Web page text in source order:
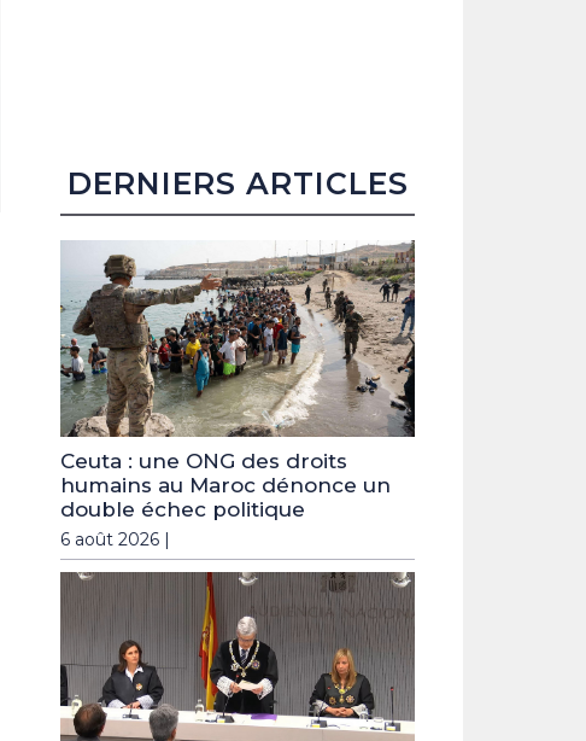
DERNIERS ARTICLES
Ceuta : une ONG des droits
humains au Maroc dénonce un
double échec politique
6 août 2026 |